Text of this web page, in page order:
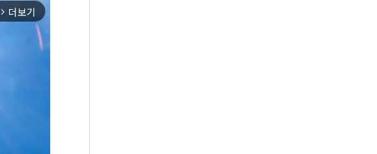
arrow_forward_ios 더보기